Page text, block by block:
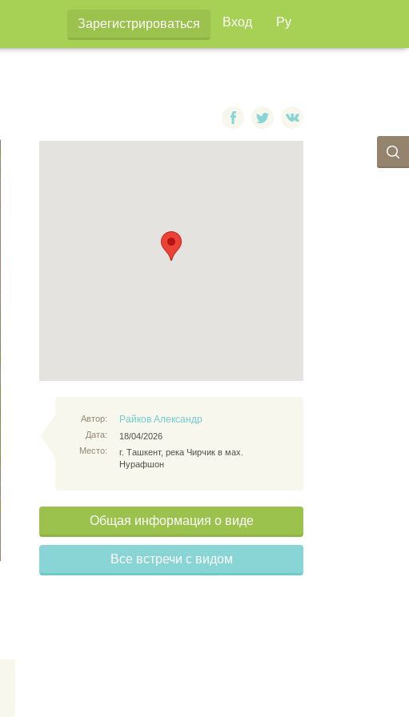
Зарегистрироваться Вход Ру
Автор:
Дата:
Место:
Райков Александр
18/04/2026
г. Ташкент, река Чирчик в мах.
Нурафшон
Общая информация о виде
Все встречи с видом